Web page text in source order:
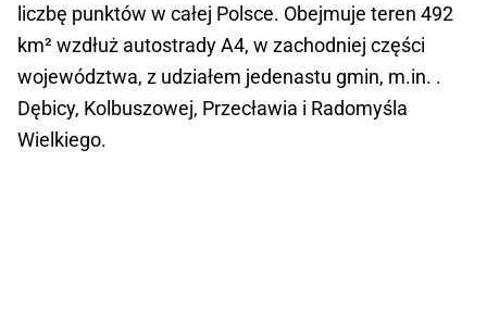
liczbę punktów w całej Polsce. Obejmuje teren 492
km² wzdłuż autostrady A4, w zachodniej części
województwa, z udziałem jedenastu gmin, m.in. .
Dębicy, Kolbuszowej, Przecławia i Radomyśla
Wielkiego.